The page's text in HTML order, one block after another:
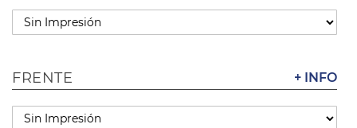
+ INFO
FRENTE